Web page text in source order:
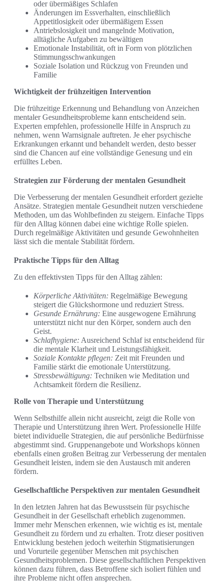
oder übermäßiges Schlafen
Änderungen im Essverhalten, einschließlich
Appetitlosigkeit oder übermäßigem Essen
Antriebslosigkeit und mangelnde Motivation,
alltägliche Aufgaben zu bewältigen
Emotionale Instabilität, oft in Form von plötzlichen
Stimmungsschwankungen
Soziale Isolation und Rückzug von Freunden und
Familie
Wichtigkeit der frühzeitigen Intervention
Die frühzeitige Erkennung und Behandlung von Anzeichen
mentaler Gesundheitsprobleme kann entscheidend sein.
Experten empfehlen, professionelle Hilfe in Anspruch zu
nehmen, wenn Warnsignale auftreten. Je eher psychische
Erkrankungen erkannt und behandelt werden, desto besser
sind die Chancen auf eine vollständige Genesung und ein
erfülltes Leben.
Strategien zur Förderung der mentalen Gesundheit
Die Verbesserung der mentalen Gesundheit erfordert gezielte
Ansätze. Strategien mentale Gesundheit nutzen verschiedene
Methoden, um das Wohlbefinden zu steigern. Einfache Tipps
für den Alltag können dabei eine wichtige Rolle spielen.
Durch regelmäßige Aktivitäten und gesunde Gewohnheiten
lässt sich die mentale Stabilität fördern.
Praktische Tipps für den Alltag
Zu den effektivsten Tipps für den Alltag zählen:
Körperliche Aktivitäten: Regelmäßige Bewegung
steigert die Glückshormone und reduziert Stress.
Gesunde Ernährung: Eine ausgewogene Ernährung
unterstützt nicht nur den Körper, sondern auch den
Geist.
Schlafhygiene: Ausreichend Schlaf ist entscheidend für
die mentale Klarheit und Leistungsfähigkeit.
Soziale Kontakte pflegen: Zeit mit Freunden und
Familie stärkt die emotionale Unterstützung.
Stressbewältigung: Techniken wie Meditation und
Achtsamkeit fördern die Resilienz.
Rolle von Therapie und Unterstützung
Wenn Selbsthilfe allein nicht ausreicht, zeigt die Rolle von
Therapie und Unterstützung ihren Wert. Professionelle Hilfe
bietet individuelle Strategien, die auf persönliche Bedürfnisse
abgestimmt sind. Gruppenangebote und Workshops können
ebenfalls einen großen Beitrag zur Verbesserung der mentalen
Gesundheit leisten, indem sie den Austausch mit anderen
fördern.
Gesellschaftliche Perspektiven zur mentalen Gesundheit
In den letzten Jahren hat das Bewusstsein für psychische
Gesundheit in der Gesellschaft erheblich zugenommen.
Immer mehr Menschen erkennen, wie wichtig es ist, mentale
Gesundheit zu fördern und zu erhalten. Trotz dieser positiven
Entwicklung bestehen jedoch weiterhin Stigmatisierungen
und Vorurteile gegenüber Menschen mit psychischen
Gesundheitsproblemen. Diese gesellschaftlichen Perspektiven
können dazu führen, dass Betroffene sich isoliert fühlen und
ihre Probleme nicht offen ansprechen.